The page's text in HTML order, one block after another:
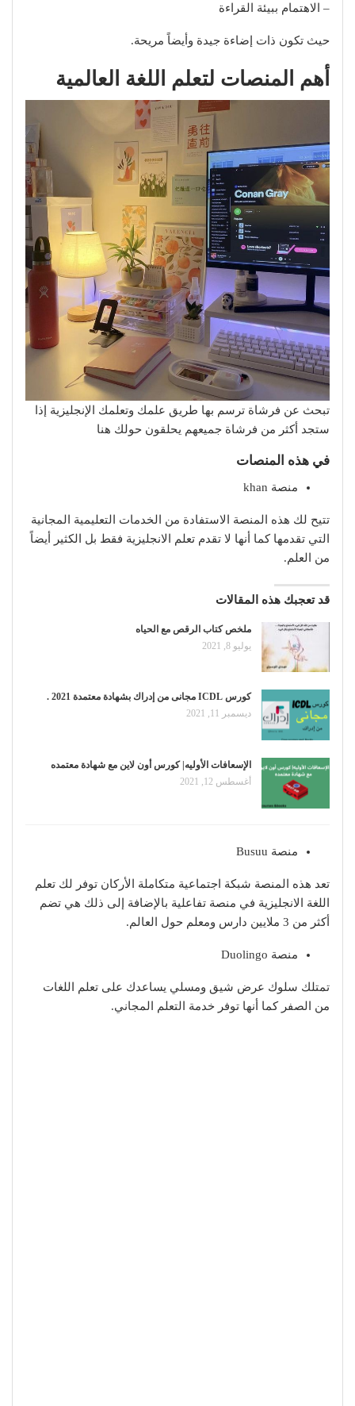
– الاهتمام ببيئة القراءة
حيث تكون ذات إضاءة جيدة وأيضاً مريحة.
أهم المنصات لتعلم اللغة العالمية
تبحث عن فرشاة ترسم بها طريق علمك وتعلمك الإنجليزية إذا
ستجد أكثر من فرشاة جميعهم يحلقون حولك هنا
في هذه المنصات
منصة khan
تتيح لك هذه المنصة الاستفادة من الخدمات التعليمية المجانية
التي تقدمها كما أنها لا تقدم تعلم الانجليزية فقط بل الكثير أيضاً
من العلم.
قد تعجبك هذه المقالات
ملخص كتاب الرقص مع الحياه
يوليو 8, 2021
كورس ICDL مجانى من إدراك بشهادة معتمدة 2021 .
ديسمبر 11, 2021
الإسعافات الأوليه| كورس أون لاين مع شهادة معتمده
أغسطس 12, 2021
منصة Busuu
تعد هذه المنصة شبكة اجتماعية متكاملة الأركان توفر لك تعلم
اللغة الانجليزية في منصة تفاعلية بالإضافة إلى ذلك هي تضم
أكثر من 3 ملايين دارس ومعلم حول العالم.
منصة Duolingo
تمتلك سلوك عرض شيق ومسلي يساعدك على تعلم اللغات
من الصفر كما أنها توفر خدمة التعلم المجاني.